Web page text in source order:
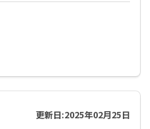
更新日:2025年02月25日